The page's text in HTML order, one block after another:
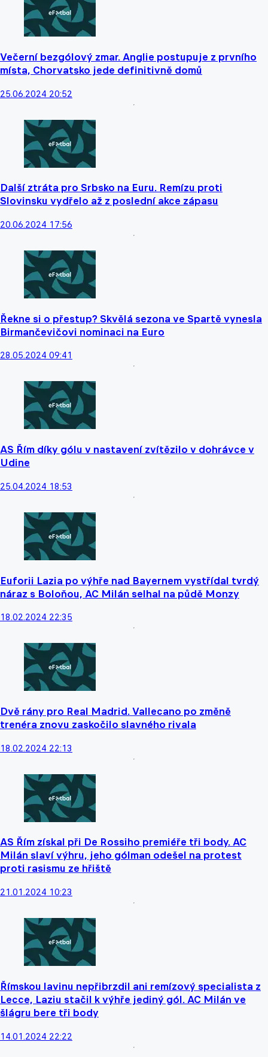
Večerní bezgólový zmar. Anglie postupuje z prvního
místa, Chorvatsko jede definitivně domů
25.06.2024 20:52
Další ztráta pro Srbsko na Euru. Remízu proti
Slovinsku vydřelo až z poslední akce zápasu
20.06.2024 17:56
Řekne si o přestup? Skvělá sezona ve Spartě vynesla
Birmančevičovi nominaci na Euro
28.05.2024 09:41
AS Řím díky gólu v nastavení zvítězilo v dohrávce v
Udine
25.04.2024 18:53
Euforii Lazia po výhře nad Bayernem vystřídal tvrdý
náraz s Boloňou, AC Milán selhal na půdě Monzy
18.02.2024 22:35
Dvě rány pro Real Madrid. Vallecano po změně
trenéra znovu zaskočilo slavného rivala
18.02.2024 22:13
AS Řím získal při De Rossiho premiéře tři body. AC
Milán slaví výhru, jeho gólman odešel na protest
proti rasismu ze hřiště
21.01.2024 10:23
Římskou lavinu nepřibrzdil ani remízový specialista z
Lecce, Laziu stačil k výhře jediný gól. AC Milán ve
šlágru bere tři body
14.01.2024 22:22